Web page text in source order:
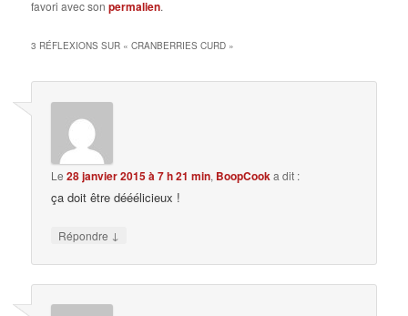
favori avec sonpermalien.
3 RÉFLEXIONS SUR «CRANBERRIES CURD »
Le28 janvier 2015 à 7 h 21 min, BoopCooka dit :
ça doit être dééélicieux !
Répondre ↓